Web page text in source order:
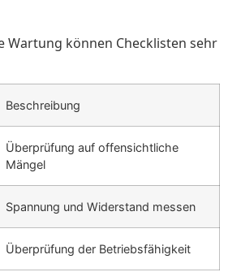
Wartung können Checklisten sehr
Beschreibung
Überprüfung auf offensichtliche
Mängel
Spannung und Widerstand messen
Überprüfung der Betriebsfähigkeit